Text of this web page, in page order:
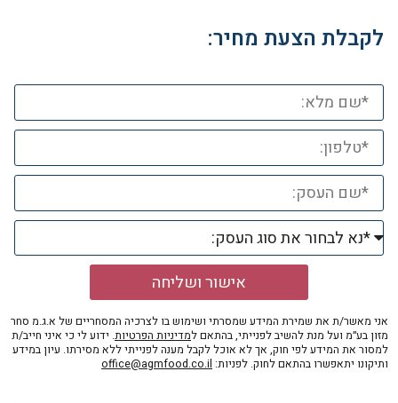
לקבלת הצעת מחיר:
אישור ושליחה
אני מאשר/ת את שמירת המידע שמסרתי ושימוש בו לצרכיה המסחריים של א.ג.מ סחר
מזון בע״מ ועל מנת להשיב לפנייתי, בהתאם למדיניות הפרטיות. ידוע לי כי איני חייב/ת
למסור את המידע לפי חוק, אך לא אוכל לקבל מענה לפנייתי ללא מסירתו. עיון במידע
ותיקונו יתאפשרו בהתאם לחוק. לפניות: office@agmfood.co.il